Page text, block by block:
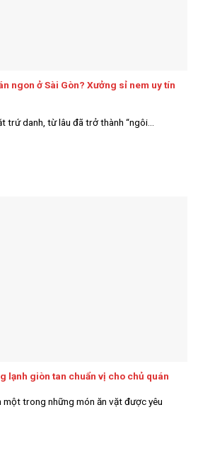
ngon ở Sài Gòn? Xưởng sỉ nem uy tín
trứ danh, từ lâu đã trở thành “ngôi...
lạnh giòn tan chuẩn vị cho chủ quán
một trong những món ăn vặt được yêu